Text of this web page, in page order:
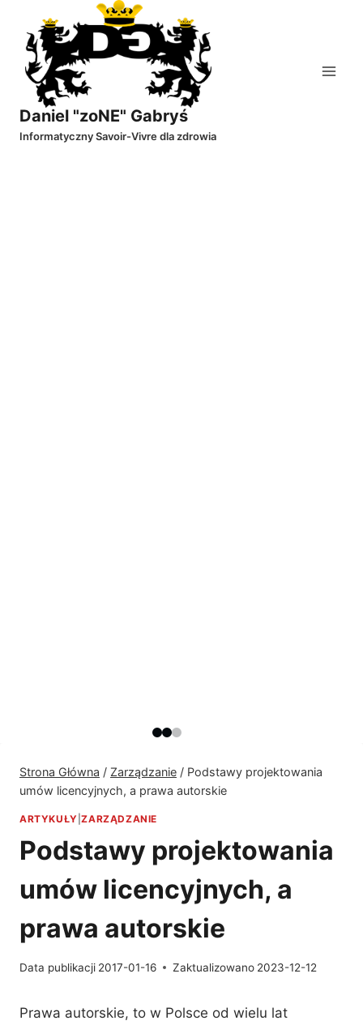
treści
Daniel "zoNE" Gabryś
Informatyczny Savoir-Vivre dla zdrowia
Strona Główna / Zarządzanie / Podstawy projektowania
umów licencyjnych, a prawa autorskie
ARTYKUŁY |ZARZĄDZANIE
Podstawy projektowania
umów licencyjnych, a
prawa autorskie
Data publikacji 2017-01-16 Zaktualizowano 2023-12-12
Prawa autorskie, to w Polsce od wielu lat